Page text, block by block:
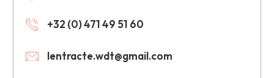
+32 (0) 471 49 51 60
lentracte.wdt@gmail.com